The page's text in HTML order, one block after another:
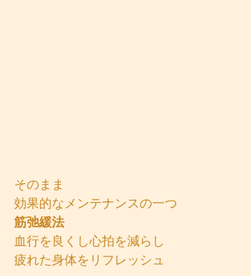
そのまま
効果的なメンテナンスの一つ
筋弛緩法
血行を良くし心拍を減らし
疲れた身体をリフレッシュ